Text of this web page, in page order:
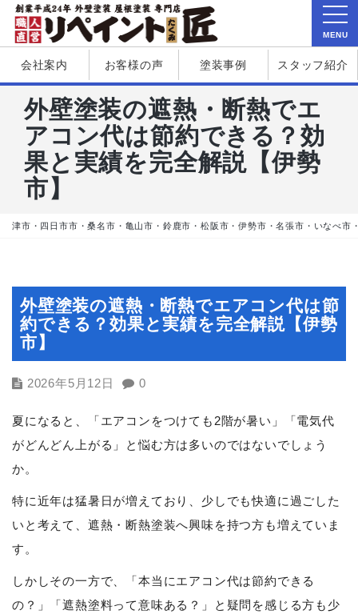
会社案内 お客様の声 塗装事例 スタッフ紹介
外壁塗装の遮熱・断熱でエ
アコン代は節約できる？効
果と実績を完全解説【伊勢
市】
津市・四日市市・桑名市・亀山市・鈴鹿市・松阪市・伊勢市・名張市・いなべ市
外壁塗装の遮熱・断熱でエアコン代は節
約できる？効果と実績を完全解説【伊勢
市】
2026年5月12日 0
夏になると、「エアコンをつけても2階が暑い」「電気代
がどんどん上がる」と悩む方は多いのではないでしょう
か。
特に近年は猛暑日が増えており、少しでも快適に過ごした
いと考えて、遮熱・断熱塗装へ興味を持つ方も増えていま
す。
しかしその一方で、「本当にエアコン代は節約できる
の？」「遮熱塗料って意味ある？」と疑問を感じる方も少
MENU